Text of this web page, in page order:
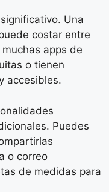
Una
costar entre
apps de
o tienen
accesibles.
Puedes
o correo
de medidas para